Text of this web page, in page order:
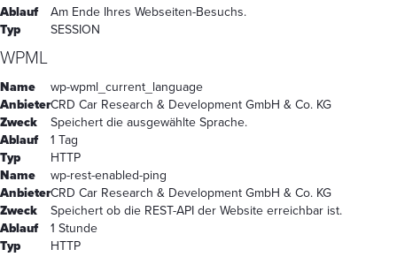
Ablauf
Am Ende Ihres Webseiten-Besuchs.
Typ
SESSION
WPML
Name
wp-wpml_current_language
AnbieterCRD Car Research & Development GmbH & Co. KG
Zweck
Speichert die ausgewählte Sprache.
Ablauf
1 Tag
Typ
HTTP
Name
wp-rest-enabled-ping
AnbieterCRD Car Research & Development GmbH & Co. KG
Zweck
Speichert ob die REST-API der Website erreichbar ist.
Ablauf
1 Stunde
Typ
HTTP